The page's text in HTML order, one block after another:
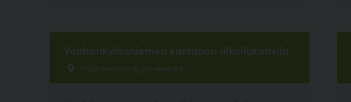
Vanhankylänniemen kartanon ulkoilukahvila
Stålhanentie 4, Järvenpää